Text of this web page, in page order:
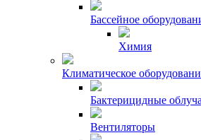
Бассейное
Химия
Климатическое
Бактерицидные
Вентиляторы